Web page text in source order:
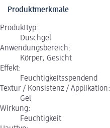
Produktmerkmale
Produkttyp:
Duschgel
Anwendungsbereich:
Körper, Gesicht
Effekt:
Feuchtigkeitsspendend
Textur / Konsistenz / Applikation:
Gel
Wirkung:
Feuchtigkeit